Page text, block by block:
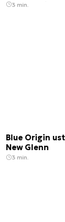
3 min.
Blue Origin
New Glenn
3 min.